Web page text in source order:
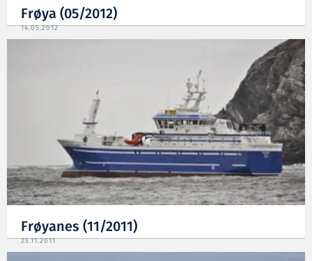
Frøya (05/2012)
14.05.2012
Frøyanes (11/2011)
25.11.2011